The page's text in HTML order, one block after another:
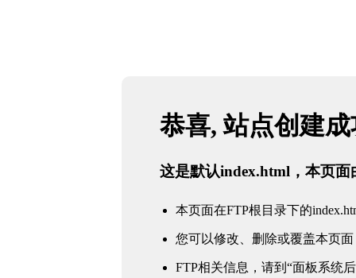
恭喜, 站点创建
这是默认index.html，本页面
本页面在FTP根目录下的
您可以修改、删除或覆盖本页面
FTP相关信息，请到“面板系统